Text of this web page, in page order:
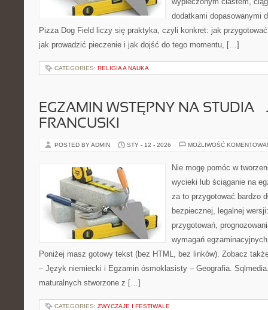
dodatkami dopasowanymi
Pizza Dog Field liczy się praktyka, czyli konkret: jak
jak prowadzić pieczenie i jak dojść do tego momentu, […]
CATEGORIES: RELIGIA A NAUKA
EGZAMIN WSTĘPNY NA STUDIA –
FRANCUSKI
POSTED BY ADMIN STY - 12 - 2026 MOŻLIWOŚĆ
Nie mogę pomóc w
wycieki lub ściąganie na
za to przygotować bardzo
bezpiecznej, legalnej
przygotowań,
wymagań
Poniżej masz gotowy tekst (bez HTML, bez linków). Zobacz
– Język niemiecki i Egzamin ósmoklasisty – Geografia.
maturalnych stworzone z […]
CATEGORIES: ZWYCZAJE I FESTIWALE